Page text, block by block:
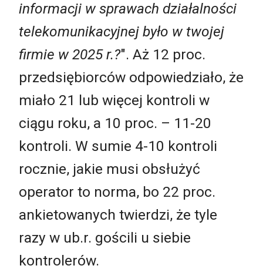
informacji w sprawach działalności
telekomunikacyjnej było w twojej
firmie w 2025 r.?". Aż 12 proc.
przedsiębiorców odpowiedziało, że
miało 21 lub więcej kontroli w
ciągu roku, a 10 proc. – 11-20
kontroli. W sumie 4-10 kontroli
rocznie, jakie musi obsłużyć
operator to norma, bo 22 proc.
ankietowanych twierdzi, że tyle
razy w ub.r. gościli u siebie
kontrolerów.